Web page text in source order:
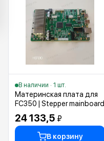
В наличии · 1 шт.
Материнская плата для
FC350 | Stepper mainboard
24 133,5 ₽
В корзину